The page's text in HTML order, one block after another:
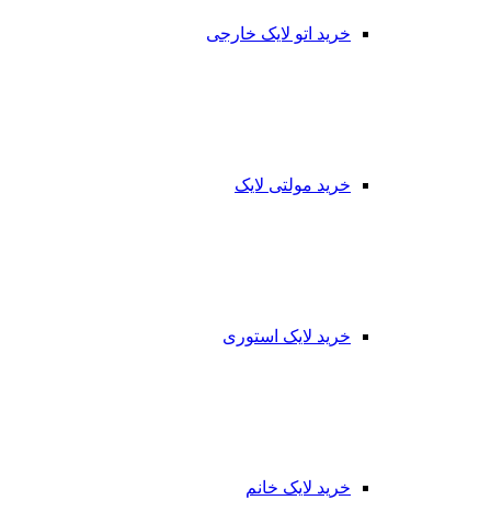
خرید اتو لایک خارجی
خرید مولتی لایک
خرید لایک استوری
خرید لایک خانم